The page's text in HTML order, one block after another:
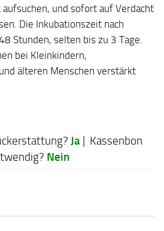
und sofort auf Verdacht
Die Inkubationszeit nach
Stunden, selten bis zu 3 Tage.
bei Kleinkindern,
älteren Menschen verstärkt
Ja | Kassenbon
Nein